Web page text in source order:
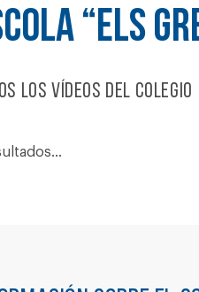
“ELS
los vídeos del colegio